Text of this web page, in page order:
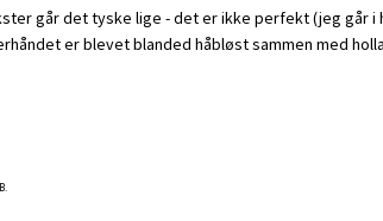
går det tyske lige - det er ikke perfekt (jeg går
er blevet blanded håbløst sammen med